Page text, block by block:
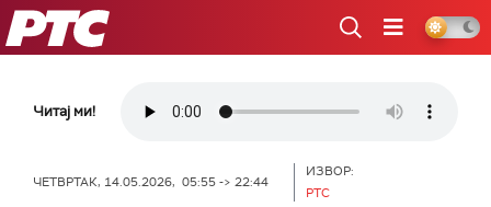
РТС
Читај ми!
ЧЕТВРТАК, 14.05.2026, 05:55 -> 22:44
ИЗВОР:
РТС